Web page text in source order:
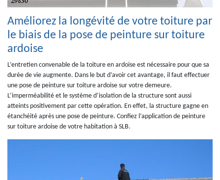
Améliorez la longévité de votre toiture par
le biais de la pose de peinture sur toiture
ardoise
L’entretien convenable de la toiture en ardoise est nécessaire pour que sa
durée de vie augmente. Dans le but d’avoir cet avantage, il faut effectuer
une pose de peinture sur toiture ardoise sur votre demeure.
L’imperméabilité et le système d’isolation de la structure sont aussi
atteints positivement par cette opération. En effet, la structure gagne en
étanchéité après une pose de peinture. Confiez l’application de peinture
sur toiture ardoise de votre habitation à SLB.